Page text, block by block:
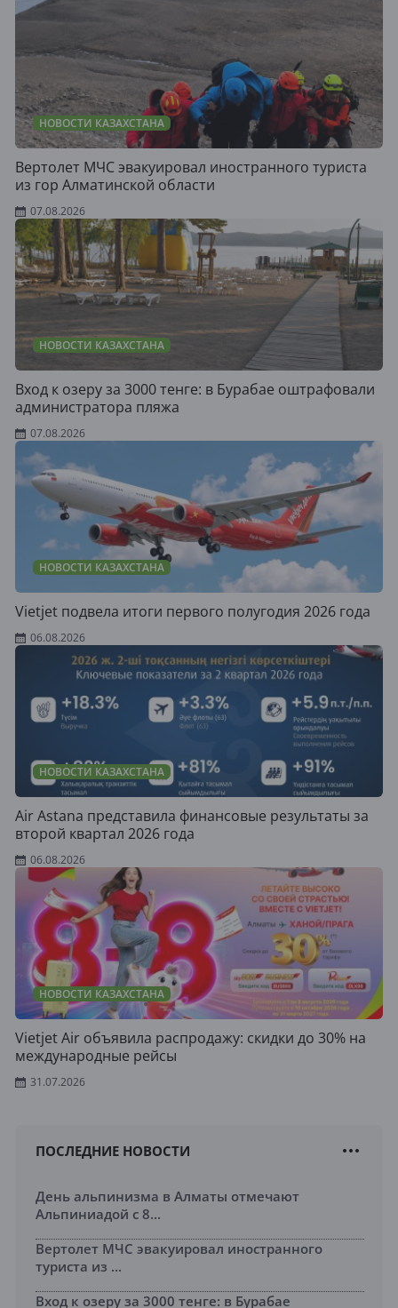
НОВОСТИ КАЗАХСТАНА
Вертолет МЧС эвакуировал иностранного туриста
из гор Алматинской области
07.08.2026
НОВОСТИ КАЗАХСТАНА
Вход к озеру за 3000 тенге: в Бурабае оштрафовали
администратора пляжа
07.08.2026
НОВОСТИ КАЗАХСТАНА
Vietjet подвела итоги первого полугодия 2026 года
06.08.2026
НОВОСТИ КАЗАХСТАНА
Air Astana представила финансовые результаты за
второй квартал 2026 года
06.08.2026
НОВОСТИ КАЗАХСТАНА
Vietjet Air объявила распродажу: скидки до 30% на
международные рейсы
31.07.2026
ПОСЛЕДНИЕ НОВОСТИ
День альпинизма в Алматы отмечают
Альпиниадой с 8...
Вертолет МЧС эвакуировал иностранного
туриста из ...
Вход к озеру за 3000 тенге: в Бурабае